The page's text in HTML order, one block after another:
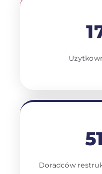
Doradców